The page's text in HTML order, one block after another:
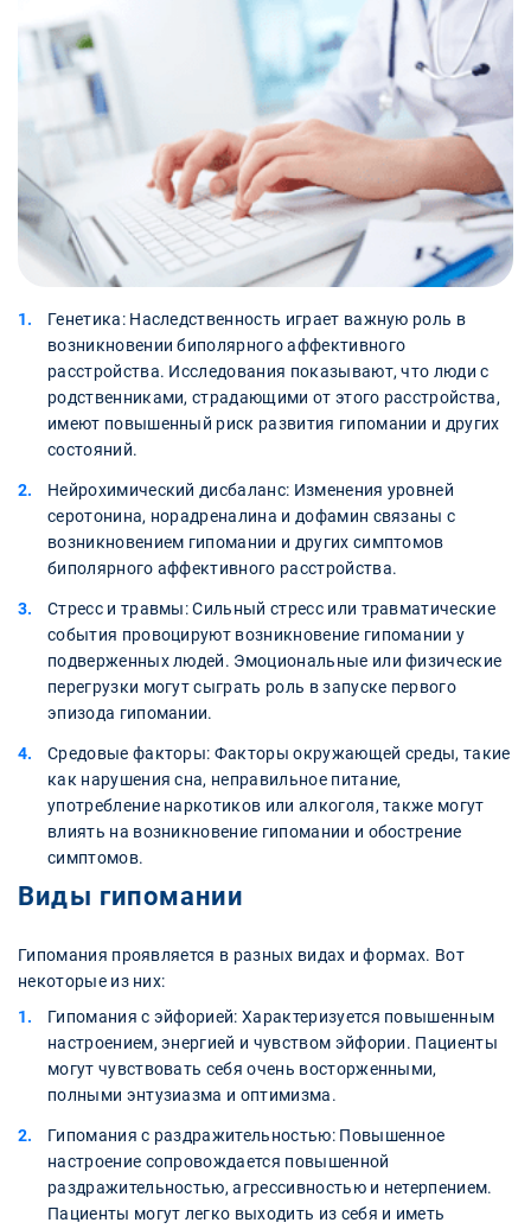
Генетика: Наследственность играет важную роль в
возникновении биполярного аффективного
расстройства. Исследования показывают, что люди с
родственниками, страдающими от этого расстройства,
имеют повышенный риск развития гипомании и других
состояний.
Нейрохимический дисбаланс: Изменения уровней
серотонина, норадреналина и дофамин связаны с
возникновением гипомании и других симптомов
биполярного аффективного расстройства.
Стресс и травмы: Сильный стресс или травматические
события провоцируют возникновение гипомании у
подверженных людей. Эмоциональные или физические
перегрузки могут сыграть роль в запуске первого
эпизода гипомании.
Средовые факторы: Факторы окружающей среды, такие
как нарушения сна, неправильное питание,
употребление наркотиков или алкоголя, также могут
влиять на возникновение гипомании и обострение
симптомов.
Виды гипомании
Гипомания проявляется в разных видах и формах. Вот
некоторые из них:
Гипомания с эйфорией: Характеризуется повышенным
настроением, энергией и чувством эйфории. Пациенты
могут чувствовать себя очень восторженными,
полными энтузиазма и оптимизма.
Гипомания с раздражительностью: Повышенное
настроение сопровождается повышенной
раздражительностью, агрессивностью и нетерпением.
Пациенты могут легко выходить из себя и иметь